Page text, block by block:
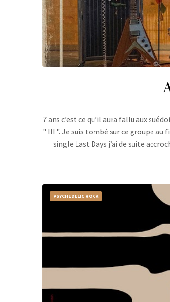
7 ans c’est ce qu’il aura fallu aux
" III ". Je suis tombé sur ce groupe au
single Last Days j’ai de suite
PSYCHEDELIC ROCK